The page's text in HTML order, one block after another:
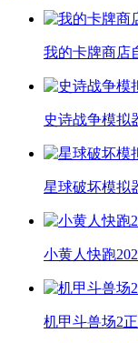
我的卡牌商店
史诗战争模拟
星球破坏模拟
小黄人快跑
机甲斗兽场2